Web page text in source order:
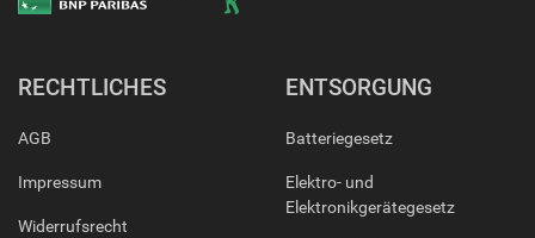
RECHTLICHES
AGB
Impressum
Widerrufsrecht
ENTSORGUNG
Batteriegesetz
Elektro- und
Elektronikgerätegesetz